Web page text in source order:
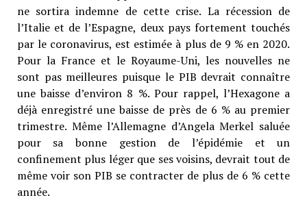
ne sortira indemne de cette crise. La récession de
l’Italie et de l’Espagne, deux pays fortement touchés
par le coronavirus, est estimée à plus de 9 % en 2020.
Pour la France et le Royaume-Uni, les nouvelles ne
sont pas meilleures puisque le PIB devrait connaître
une baisse d’environ 8 %. Pour rappel, l’Hexagone a
déjà enregistré une baisse de près de 6 % au premier
trimestre. Même l’Allemagne d’Angela Merkel saluée
pour sa bonne gestion de l’épidémie et un
confinement plus léger que ses voisins, devrait tout de
même voir son PIB se contracter de plus de 6 % cette
année.